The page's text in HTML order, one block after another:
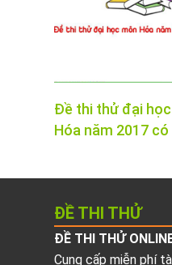
Đề thi thử đại
Hóa năm 2017
ĐỀ THI THỬ
ĐỀ THI THỬ
Cung cấp miễn phí